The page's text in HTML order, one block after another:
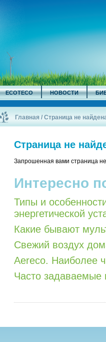
ECOTECO НОВОСТИ
Главная /Страница не
Страница не
Запрошенная вами страница
Интересно
Типы и
энергетической
Какие бывают
Свежий воздух
Aereco. Наиболее
Часто задаваемые